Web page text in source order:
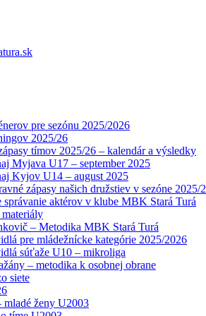
pre sezónu 2025/2026
2025/26
tímov 2025/26 – kalendár a výsledky
Myjava U17 – september 2025
Kyjov U14 – august 2025
zápasy našich družstiev v sezóne 2025/
správanie aktérov v klube MBK Stará Turá
– Metodika MBK Stará Turá
pre mládežnícke kategórie 2025/2026
súťaže U10 – mikroliga
– metodika k osobnej obrane
siete
ženy U2003